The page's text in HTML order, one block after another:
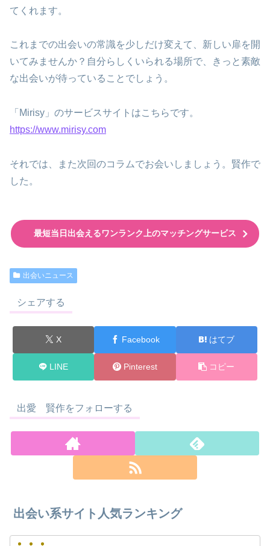
てくれます。
これまでの出会いの常識を少しだけ変えて、新しい扉を開
いてみませんか？自分らしくいられる場所で、きっと素敵
な出会いが待っていることでしょう。
「Mirisy」のサービスサイトはこちらです。
https://www.mirisy.com
それでは、また次回のコラムでお会いしましょう。賢作で
した。
最短当日出会えるワンランク上のマッチングサービス
出会いニュース
シェアする
X Facebook はてブ
LINE Pinterest コピー
出愛 賢作をフォローする
出会い系サイト人気ランキング